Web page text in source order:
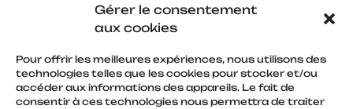
Gérer le consentement
aux cookies
Pour offrir les meilleures expériences, nous utilisons des
technologies telles que les cookies pour stocker et/ou
accéder aux informations des appareils. Le fait de
consentir à ces technologies nous permettra de traiter
MARSON, Grand Est,
Uniquement sur rendez vous.